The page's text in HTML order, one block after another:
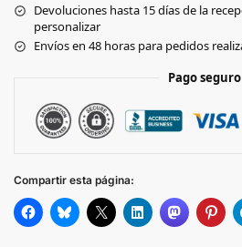
STEEL
BLUE
GREEN
Devoluciones hasta 15 días de la
personalizar
Envíos en 48 horas para pedidos
Pago seguro
Compartir esta página: